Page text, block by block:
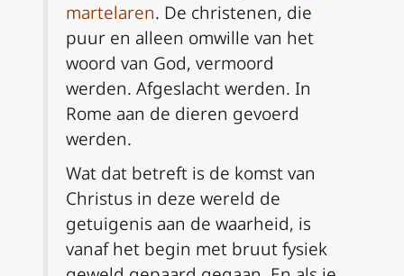
martelaren. De christenen, die
puur en alleen omwille van het
woord van God, vermoord
werden. Afgeslacht werden. In
Rome aan de dieren gevoerd
werden.
Wat dat betreft is de komst van
Christus in deze wereld de
getuigenis aan de waarheid, is
vanaf het begin met bruut fysiek